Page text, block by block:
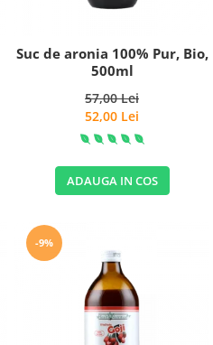
Suc de aronia 100% Pur, Bio,
500ml
57,00 Lei
52,00 Lei
ADAUGA IN COS
-9%